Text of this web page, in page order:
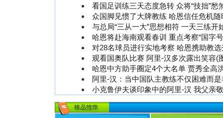
看国足训练三天态度急转 众将“技拙”愁
众国脚见惯了大牌教练 哈恩信任危机
与总局“三从一大”思想相符 一天三练开
哈恩将赴海南观看春训 重点考察“国字
对28名球员进行实地考察 哈恩携助教
观看国奥队比赛 阿里-汉多次露出笑容(
哈恩中方助手圈定4个大名单 贾秀全高
阿里-汉：当中国队主教练不仅困难而
小克鲁伊夫谈印象中的阿里-汉 我父亲